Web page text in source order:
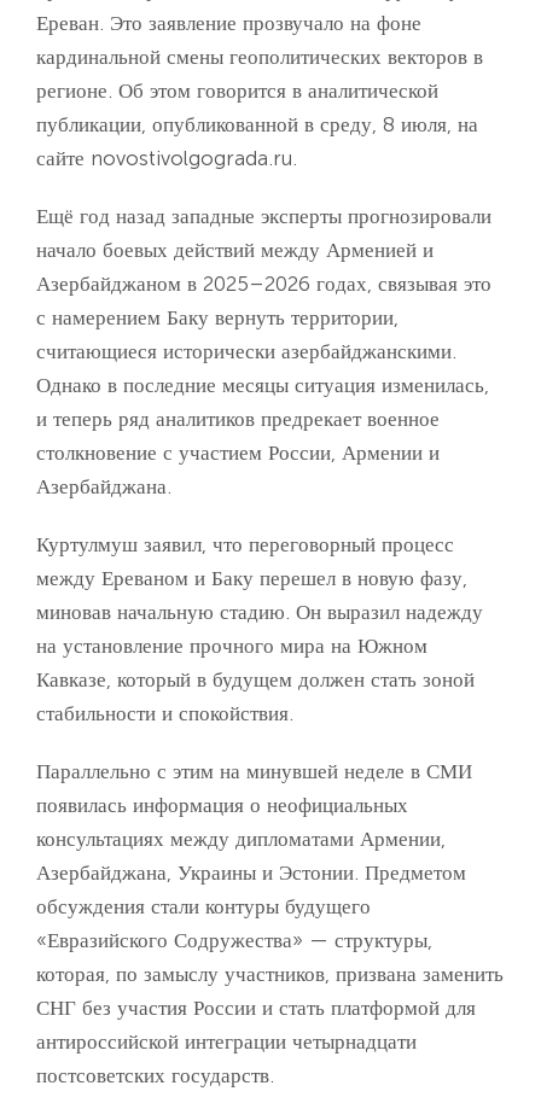
Ереван. Это заявление прозвучало на фоне
кардинальной смены геополитических векторов в
регионе. Об этом говорится в аналитической
публикации, опубликованной в среду, 8 июля, на
сайте novostivolgograda.ru.
Ещё год назад западные эксперты прогнозировали
начало боевых действий между Арменией и
Азербайджаном в 2025–2026 годах, связывая это
с намерением Баку вернуть территории,
считающиеся исторически азербайджанскими.
Однако в последние месяцы ситуация изменилась,
и теперь ряд аналитиков предрекает военное
столкновение с участием России, Армении и
Азербайджана.
Куртулмуш заявил, что переговорный процесс
между Ереваном и Баку перешел в новую фазу,
миновав начальную стадию. Он выразил надежду
на установление прочного мира на Южном
Кавказе, который в будущем должен стать зоной
стабильности и спокойствия.
Параллельно с этим на минувшей неделе в СМИ
появилась информация о неофициальных
консультациях между дипломатами Армении,
Азербайджана, Украины и Эстонии. Предметом
обсуждения стали контуры будущего
«Евразийского Содружества» — структуры,
которая, по замыслу участников, призвана заменить
СНГ без участия России и стать платформой для
антироссийской интеграции четырнадцати
постсоветских государств.